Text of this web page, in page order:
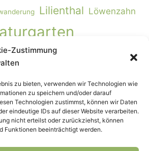
Zustimmung
zu bieten, verwenden wir Technologien wie
zu speichern und/oder darauf
Technologien zustimmst, können wir Daten
eindeutige IDs auf dieser Website verarbeiten.
nicht erteilst oder zurückziehst, können
Funktionen beeinträchtigt werden.
Lilienthal Löwenzahn
naturnaher Garten
Smoothie
Vögel Wiese Wildbienen
Smoothie Wildkräuterkurs